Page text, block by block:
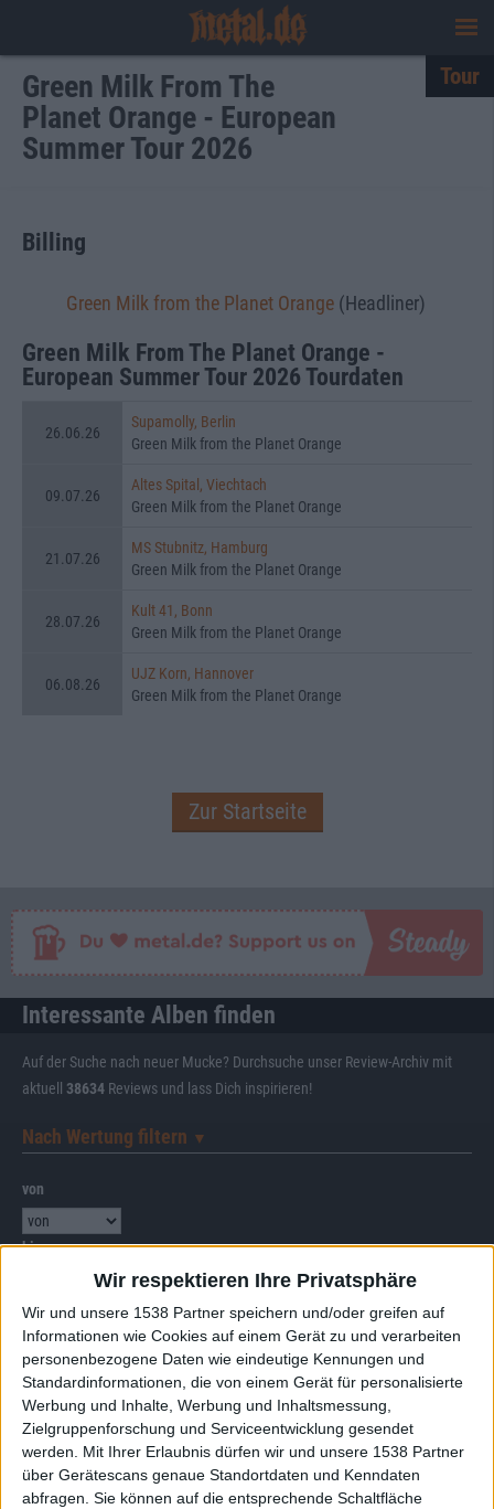
Wir respektieren Ihre Privatsphäre
Wir und unsere 1538 Partner speichern und/oder greifen auf
Informationen wie Cookies auf einem Gerät zu und verarbeiten
personenbezogene Daten wie eindeutige Kennungen und
Standardinformationen, die von einem Gerät für personalisierte
Werbung und Inhalte, Werbung und Inhaltsmessung,
Zielgruppenforschung und Serviceentwicklung gesendet
werden. Mit Ihrer Erlaubnis dürfen wir und unsere 1538 Partner
über Gerätescans genaue Standortdaten und Kenndaten
abfragen. Sie können auf die entsprechende Schaltfläche
Green Milk From The
Planet Orange - European
Summer Tour 2026
Tour
Billing
Green Milk from the Planet Orange (Headliner)
Green Milk From The Planet Orange -
European Summer Tour 2026 Tourdaten
26.06.26
Supamolly, Berlin
Green Milk from the Planet Orange
09.07.26
Altes Spital, Viechtach
Green Milk from the Planet Orange
21.07.26
MS Stubnitz, Hamburg
Green Milk from the Planet Orange
28.07.26
Kult 41, Bonn
Green Milk from the Planet Orange
06.08.26
UJZ Korn, Hannover
Green Milk from the Planet Orange
Zur Startseite
Interessante Alben finden
Auf der Suche nach neuer Mucke? Durchsuche unser Review-Archiv mit
aktuell 38634 Reviews und lass Dich inspirieren!
Nach Wertung filtern ▼︎
von
bis
Punkten
Nach Genres filtern►︎